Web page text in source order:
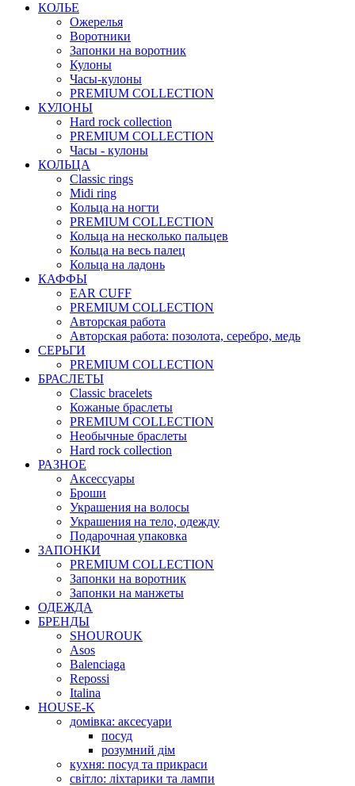
КОЛЬЕ
Ожерелья
Воротники
Запонки на воротник
Кулоны
Часы-кулоны
PREMIUM COLLECTION
КУЛОНЫ
Hard rock collection
PREMIUM COLLECTION
Часы - кулоны
КОЛЬЦА
Classic rings
Midi ring
Кольца на ногти
PREMIUM COLLECTION
Кольца на несколько пальцев
Кольца на весь палец
Кольца на ладонь
КАФФЫ
EAR CUFF
PREMIUM COLLECTION
Авторская работа
Авторская работа: позолота, серебро, медь
СЕРЬГИ
PREMIUM COLLECTION
БРАСЛЕТЫ
Classic bracelets
Кожаные браслеты
PREMIUM COLLECTION
Необычные браслеты
Hard rock collection
РАЗНОЕ
Аксессуары
Броши
Украшения на волосы
Украшения на тело, одежду
Подарочная упаковка
ЗАПОНКИ
PREMIUM COLLECTION
Запонки на воротник
Запонки на манжеты
ОДЕЖДА
БРЕНДЫ
SHOUROUK
Asos
Balenciaga
Repossi
Italina
HOUSE-K
домівка: аксесуари
посуд
розумний дім
кухня: посуд та прикраси
світло: ліхтарики та лампи